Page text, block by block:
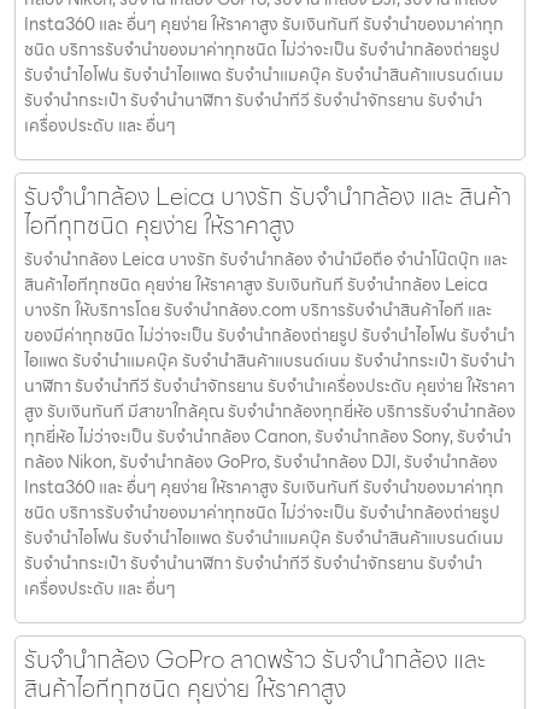
Insta360 และ อื่นๆ คุยง่าย ให้ราคาสูง รับเงินทันที รับจำนำของมาค่าทุก
ชนิด บริการรับจำนำของมาค่าทุกชนิด ไม่ว่าจะเป็น รับจํานํากล้องถ่ายรูป
รับจํานําไอโฟน รับจํานําไอแพด รับจํานําแมคบุ๊ค รับจํานําสินค้าแบรนด์เนม
รับจํานํากระเป๋า รับจํานํานาฬิกา รับจํานําทีวี รับจํานําจักรยาน รับจํานํา
เครื่องประดับ และ อื่นๆ
รับจำนำกล้อง Leica บางรัก รับจํานํากล้อง และ สินค้า
ไอทีทุกชนิด คุยง่าย ให้ราคาสูง
รับจำนำกล้อง Leica บางรัก รับจํานํากล้อง จำนำมือถือ จำนำโน๊ตบุ๊ก และ
สินค้าไอทีทุกชนิด คุยง่าย ให้ราคาสูง รับเงินทันที รับจำนำกล้อง Leica
บางรัก ให้บริการโดย รับจํานํากล้อง.com บริการรับจํานําสินค้าไอที และ
ของมีค่าทุกชนิด ไม่ว่าจะเป็น รับจํานํากล้องถ่ายรูป รับจํานําไอโฟน รับจํานํา
ไอแพด รับจํานําแมคบุ๊ค รับจํานําสินค้าแบรนด์เนม รับจํานํากระเป๋า รับจํานํา
นาฬิกา รับจํานําทีวี รับจํานําจักรยาน รับจํานําเครื่องประดับ คุยง่าย ให้ราคา
สูง รับเงินทันที มีสาขาใกล้คุณ รับจำนำกล้องทุกยี่ห้อ บริการรับจำนำกล้อง
ทุกยี่ห้อ ไม่ว่าจะเป็น รับจำนำกล้อง Canon, รับจำนำกล้อง Sony, รับจำนำ
กล้อง Nikon, รับจำนำกล้อง GoPro, รับจำนำกล้อง DJI, รับจำนำกล้อง
Insta360 และ อื่นๆ คุยง่าย ให้ราคาสูง รับเงินทันที รับจำนำของมาค่าทุก
ชนิด บริการรับจำนำของมาค่าทุกชนิด ไม่ว่าจะเป็น รับจํานํากล้องถ่ายรูป
รับจํานําไอโฟน รับจํานําไอแพด รับจํานําแมคบุ๊ค รับจํานําสินค้าแบรนด์เนม
รับจํานํากระเป๋า รับจํานํานาฬิกา รับจํานําทีวี รับจํานําจักรยาน รับจํานํา
เครื่องประดับ และ อื่นๆ
รับจำนำกล้อง GoPro ลาดพร้าว รับจํานํากล้อง และ
สินค้าไอทีทุกชนิด คุยง่าย ให้ราคาสูง